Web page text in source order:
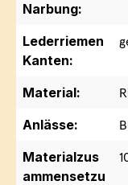
Narbung:
Lederriemen
Kanten:
Material:
Anlässe:
Materialzus
ammensetzu